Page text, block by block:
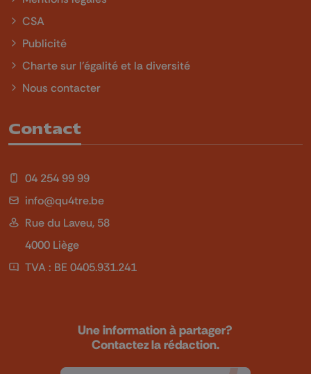
CSA
Publicité
Charte sur l'égalité et la diversité
Nous contacter
Contact
04 254 99 99
info@qu4tre.be
Rue du Laveu, 58
4000 Liège
TVA : BE 0405.931.241
Une information à partager?
Contactez la rédaction.